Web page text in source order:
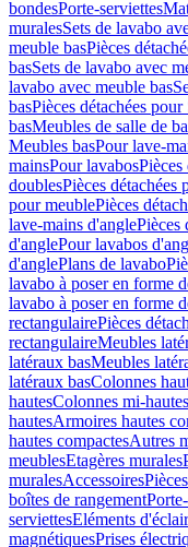
bondesPorte-serviettes
muralesSets de lavabo
meuble basPièces
basSets de lavabo avec
lavabo avec meuble bas
basPièces détachées
basMeubles de salle de
Meubles basPour lave-
mainsPour lavabosPièces
doublesPièces détachées
pour meublePièces
lave-mains d'anglePièces
d'anglePour lavabos
d'anglePlans de lavabo
lavabo à poser en forme
lavabo à poser en forme
rectangulairePièces
rectangulaireMeubles
latéraux basMeubles
latéraux basColonnes
hautesColonnes mi-hautes
hautesArmoires hautes
hautes compactesAutres
meublesEtagères murales
muralesAccessoires
boîtes de rangement
serviettesEléments
magnétiquesPrises